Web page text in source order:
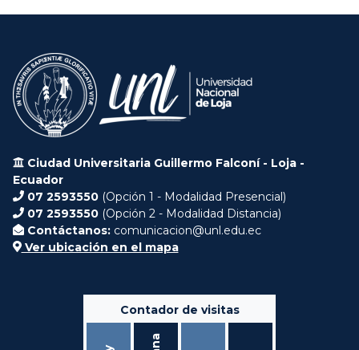
Ciudad Universitaria Guillermo Falconí - Loja -
Ecuador
07 2593550 (Opción 1 - Modalidad Presencial)
07 2593550 (Opción 2 - Modalidad Distancia)
Contáctanos: comunicacion@unl.edu.ec
Ver ubicación en el mapa
Contador de visitas